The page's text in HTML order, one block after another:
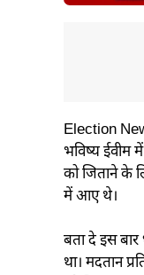
Election
भविष्य ईवीम
को जिताने के
में आए थे।
बता दे इस
था। मदतान